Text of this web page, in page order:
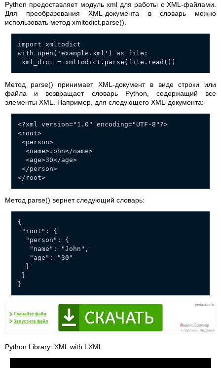
Python предоставляет модуль xml для работы с XML-файлами.
Для преобразования XML-документа в словарь можно
использовать метод xmltodict.parse().
import xmltodict
with open('example.xml') as file:
xml_dict = xmltodict.parse(file.read())
Метод parse() принимает XML-документ в виде строки или
файла и возвращает словарь Python, содержащий все
элементы XML. Например, для следующего XML-документа:
<?xml version="1.0" encoding="UTF-8"?>
<root>
<person>
<name>John</name>
<age>30</age>
</person>
</root>
Метод parse() вернет следующий словарь:
{
"root": {
"person": {
"name": "John",
"age": "30"
}
}
}
Python Library: XML with LXML